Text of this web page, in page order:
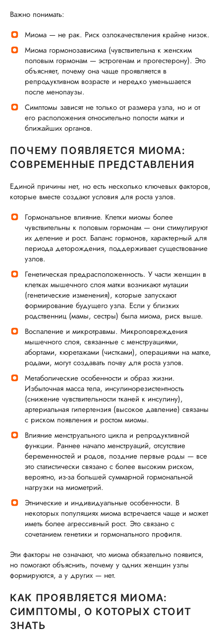
Важно понимать:
Миома — не рак. Риск озлокачествления крайне низок.
Миома гормонозависима (чувствительна к женским
половым гормонам — эстрогенам и прогестерону). Это
объясняет, почему она чаще проявляется в
репродуктивном возрасте и нередко уменьшается
после менопаузы.
Симптомы зависят не только от размера узла, но и от
его расположения относительно полости матки и
ближайших органов.
ПОЧЕМУ ПОЯВЛЯЕТСЯ МИОМА:
СОВРЕМЕННЫЕ ПРЕДСТАВЛЕНИЯ
Единой причины нет, но есть несколько ключевых факторов,
которые вместе создают условия для роста узлов.
Гормональное влияние. Клетки миомы более
чувствительны к половым гормонам — они стимулируют
их деление и рост. Баланс гормонов, характерный для
периода деторождения, поддерживает существование
узлов.
Генетическая предрасположенность. У части женщин в
клетках мышечного слоя матки возникают мутации
(генетические изменения), которые запускают
формирование будущего узла. Если у близких
родственниц (мамы, сестры) была миома, риск выше.
Воспаление и микротравмы. Микроповреждения
мышечного слоя, связанные с менструациями,
абортами, кюретажами (чистками), операциями на матке,
родами, могут создавать почву для роста узлов.
Метаболические особенности и образ жизни.
Избыточная масса тела, инсулинорезистентность
(снижение чувствительности тканей к инсулину),
артериальная гипертензия (высокое давление) связаны
с риском появления и ростом миомы.
Влияние менструального цикла и репродуктивной
функции. Раннее начало менструаций, отсутствие
беременностей и родов, поздние первые роды — все
это статистически связано с более высоким риском,
вероятно, из-за большей суммарной гормональной
нагрузки на миометрий.
Этнические и индивидуальные особенности. В
некоторых популяциях миома встречается чаще и может
иметь более агрессивный рост. Это связано с
сочетанием генетики и гормонального профиля.
Эти факторы не означают, что миома обязательно появится,
но помогают объяснить, почему у одних женщин узлы
формируются, а у других — нет.
КАК ПРОЯВЛЯЕТСЯ МИОМА:
СИМПТОМЫ, О КОТОРЫХ СТОИТ
ЗНАТЬ